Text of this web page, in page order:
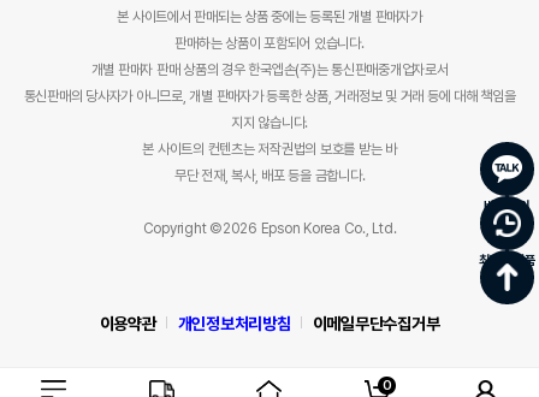
0
본 사이트에서 판매되는 상품 중에는 등록된 개별 판매자가
판매하는 상품이 포함되어 있습니다.
개별 판매자 판매 상품의 경우 한국엡손(주)는 통신판매중개업자로서
통신판매의 당사자가 아니므로, 개별 판매자가 등록한 상품, 거래정보 및 거래 등에 대해 책임을
지지 않습니다.
본 사이트의 컨텐츠는 저작권법의 보호를 받는 바
무단 전재, 복사, 배포 등을 금합니다.
Copyright ©2026 Epson Korea Co., Ltd.
이용약관 개인정보처리방침 이메일무단수집거부
바로문의
최근 본 상품